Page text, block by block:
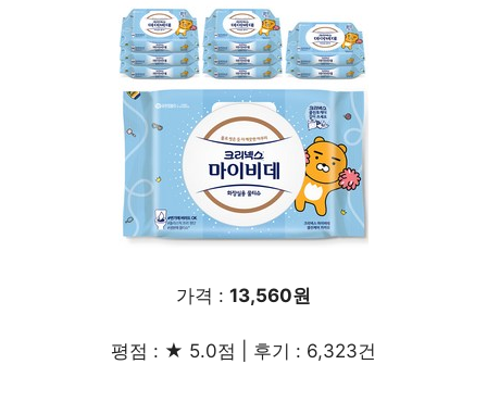
가격 : 13,560원
평점 : ★ 5.0점 | 후기 : 6,323건